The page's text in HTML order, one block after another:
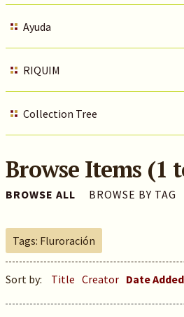
Ayuda
RIQUIM
Collection Tree
Browse Items (1
BROWSE ALL BROWSE BY TAG
Tags: Fluroración
Sort by: Title Creator Date Added